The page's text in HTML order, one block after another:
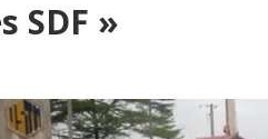
SDF »